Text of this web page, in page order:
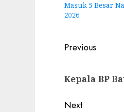
Masuk 5 Besar
2026
Post
Previous
post:
Kepala BP
Next